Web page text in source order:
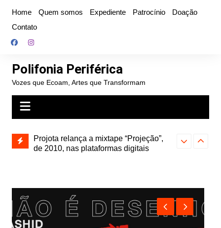
conteúdo
Home Quem somos Expediente Patrocínio
Doação
Contato
Polifonia Periférica
Vozes que Ecoam, Artes que Transformam
e abre
autoral,
Projota relança a mixtape “Projeção”,
de 2010, nas plataformas digitais
Farofa